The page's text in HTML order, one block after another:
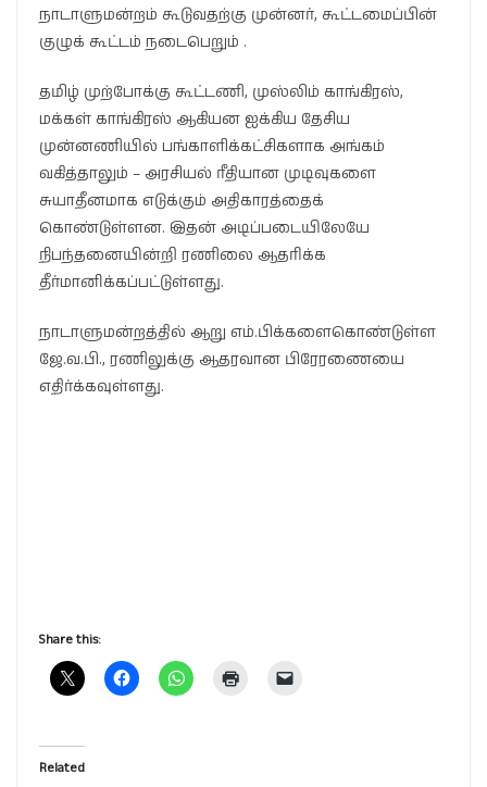
நாடாளுமன்றம் கூடுவதற்கு முன்னர், கூட்டமைப்பின்
குழுக் கூட்டம் நடைபெறும் .
தமிழ் முற்போக்கு கூட்டணி, முஸ்லிம் காங்கிரஸ்,
மக்கள் காங்கிரஸ் ஆகியன ஐக்கிய தேசிய
முன்னணியில் பங்காளிக்கட்சிகளாக அங்கம்
வகித்தாலும் – அரசியல் ரீதியான முடிவுகளை
சுயாதீனமாக எடுக்கும் அதிகாரத்தைக்
கொண்டுள்ளன. இதன் அடிப்படையிலேயே
நிபந்தனையின்றி ரணிலை ஆதரிக்க
தீர்மானிக்கப்பட்டுள்ளது.
நாடாளுமன்றத்தில் ஆறு எம்.பிக்களைகொண்டுள்ள
ஜே.வ.பி., ரணிலுக்கு ஆதரவான பிரேரணையை
எதிர்க்கவுள்ளது.
Share this:
Related